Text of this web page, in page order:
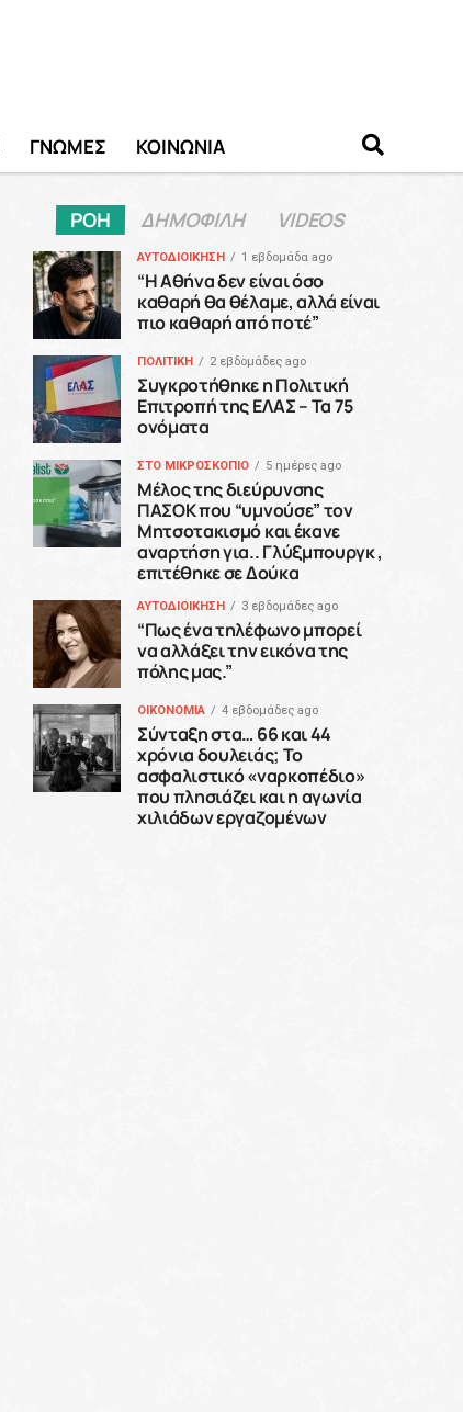
ΓΝΩΜΕΣ ΚΟΙΝΩΝΙΑ
ΡΟΗ ΔΗΜΟΦΙΛΗ VIDEOS
ΑΥΤΟΔΙΟΙΚΗΣΗ 1 εβδομάδα ago
“H Αθήνα δεν είναι όσο
καθαρή θα θέλαμε, αλλά είναι
πιο καθαρή από ποτέ”
ΠΟΛΙΤΙΚΗ 2 εβδομάδες ago
Συγκροτήθηκε η Πολιτική
Επιτροπή της ΕΛΑΣ – Τα 75
ονόματα
ΣΤΟ ΜΙΚΡΟΣΚΟΠΙΟ 5 ημέρες ago
Μέλος της διεύρυνσης
ΠΑΣΟΚ που “υμνούσε” τον
Μητσοτακισμό και έκανε
αναρτήση για.. Γλύξμπουργκ ,
επιτέθηκε σε Δούκα
ΑΥΤΟΔΙΟΙΚΗΣΗ 3 εβδομάδες ago
“Πως ένα τηλέφωνο μπορεί
να αλλάξει την εικόνα της
πόλης μας.”
ΟΙΚΟΝΟΜΙΑ 4 εβδομάδες ago
Σύνταξη στα… 66 και 44
χρόνια δουλειάς; Το
ασφαλιστικό «ναρκοπέδιο»
που πλησιάζει και η αγωνία
χιλιάδων εργαζομένων